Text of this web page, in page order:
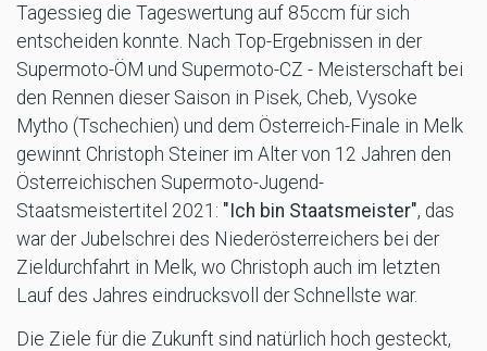
Tagessieg die Tageswertung auf 85ccm für sich
entscheiden konnte. Nach Top-Ergebnissen in der
Supermoto-ÖM und Supermoto-CZ - Meisterschaft bei
den Rennen dieser Saison in Pisek, Cheb, Vysoke
Mytho (Tschechien) und dem Österreich-Finale in Melk
gewinnt Christoph Steiner im Alter von 12 Jahren den
Österreichischen Supermoto-Jugend-
Staatsmeistertitel 2021: "Ich bin Staatsmeister", das
war der Jubelschrei des Niederösterreichers bei der
Zieldurchfahrt in Melk, wo Christoph auch im letzten
Lauf des Jahres eindrucksvoll der Schnellste war.
Die Ziele für die Zukunft sind natürlich hoch gesteckt,